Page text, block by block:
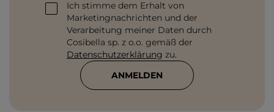
Ich stimme dem Erhalt von
Marketingnachrichten und der
Verarbeitung meiner Daten durch
Cosibella sp. z o.o. gemäß der
Datenschutzerklärung zu.
ANMELDEN